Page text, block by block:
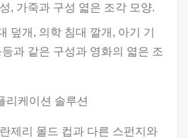
, 가죽과 구성 엷은 조각 모양.
덮개, 의학 침대 깔개, 아기 기
과 같은 구성과 영화의 엷은 조
리케이션 솔루션
제리 몰드 컵과 다른 스펀지와